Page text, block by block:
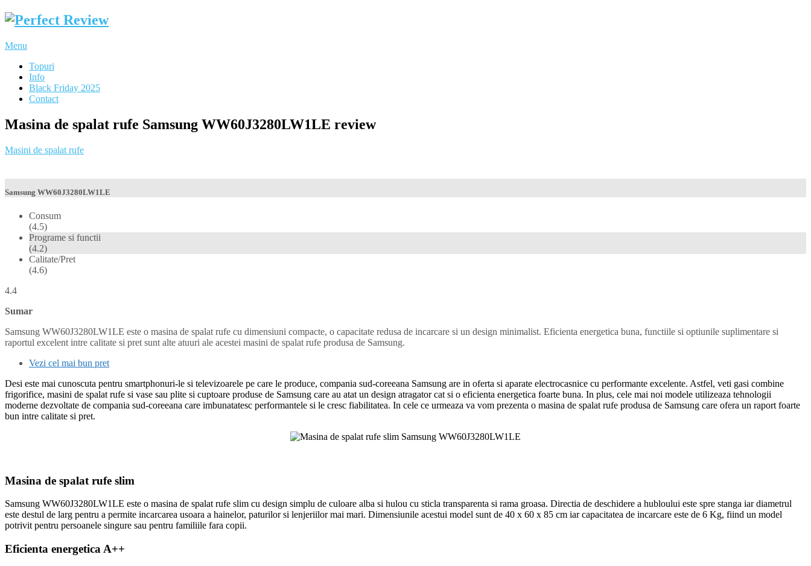
Menu
Topuri
Info
Black Friday 2025
Contact
Masina de spalat rufe Samsung WW60J3280LW1LE review
Masini de spalat rufe
Samsung WW60J3280LW1LE
Consum
(4.5)
Programe si functii
(4.2)
Calitate/Pret
(4.6)
4.4
Sumar
Samsung WW60J3280LW1LE este o masina de spalat rufe cu dimensiuni compacte, o capacitate redusa de incarcare si un design minimalist. Eficienta energetica buna, functiile si optiunile suplimentare si
raportul excelent intre calitate si pret sunt alte atuuri ale acestei masini de spalat rufe produsa de Samsung.
Vezi cel mai bun pret
Desi este mai cunoscuta pentru smartphonuri-le si televizoarele pe care le produce, compania sud-coreeana Samsung are in oferta si aparate electrocasnice cu performante excelente. Astfel, veti gasi combine
frigorifice, masini de spalat rufe si vase sau plite si cuptoare produse de Samsung care au atat un design atragator cat si o eficienta energetica foarte buna. In plus, cele mai noi modele utilizeaza tehnologii
moderne dezvoltate de compania sud-coreeana care imbunatatesc performantele si le cresc fiabilitatea. In cele ce urmeaza va vom prezenta o masina de spalat rufe produsa de Samsung care ofera un raport foarte
bun intre calitate si pret.
Masina de spalat rufe slim
Samsung WW60J3280LW1LE este o masina de spalat rufe slim cu design simplu de culoare alba si hulou cu sticla transparenta si rama groasa. Directia de deschidere a hubloului este spre stanga iar diametrul
este destul de larg pentru a permite incarcarea usoara a hainelor, paturilor si lenjeriilor mai mari. Dimensiunile acestui model sunt de 40 x 60 x 85 cm iar capacitatea de incarcare este de 6 Kg, fiind un model
potrivit pentru persoanele singure sau pentru familiile fara copii.
Eficienta energetica A++